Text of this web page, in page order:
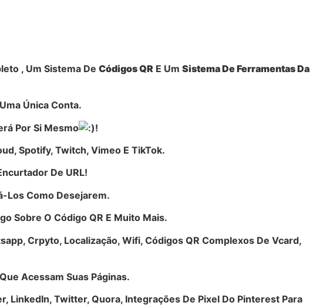
, Um Sistema De Códigos QR E Um Sistema De Ferramentas Da
Única Conta.
Por Si Mesmo
!
Spotify, Twitch, Vimeo E TikTok.
De URL!
Los Como Desejarem.
Sobre O Código QR E Muito Mais.
Crpyto, Localização, Wifi, Códigos QR Complexos De Vcard,
Acessam Suas Páginas.
LinkedIn, Twitter, Quora, Integrações De Pixel Do Pinterest Para